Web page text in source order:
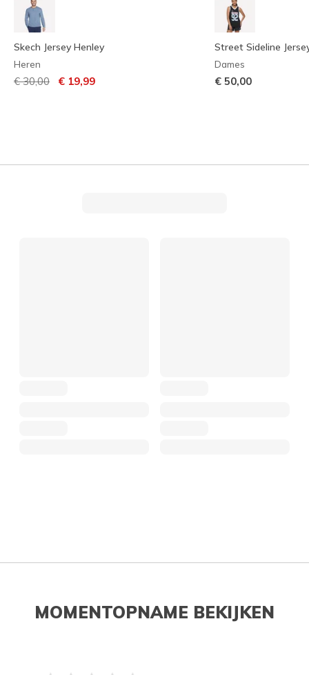
Skech Jersey Henley
Heren
Prijs verlaagd van
€ 30,00 naar
€ 19,99
Street Sideline
Dames
€ 50,00
MOMENTOPNAME BEKIJKEN